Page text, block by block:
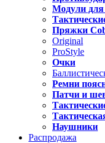
Модули для
Пряжки
Original
ProStyle
Очки
Ремни
Патчи и
Наушники
Распродажа